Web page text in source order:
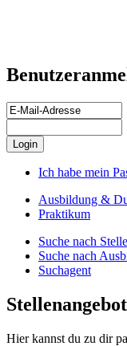
Ich habe mein
Ausbildung &
Praktikum
Suche nach
Suche nach
Suchagent
Hier kannst du zu dir